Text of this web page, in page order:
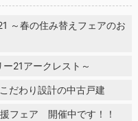
春の住み替えフェアのお
21アークレスト～
だわり設計の中古戸建
援フェア 開催中です！！